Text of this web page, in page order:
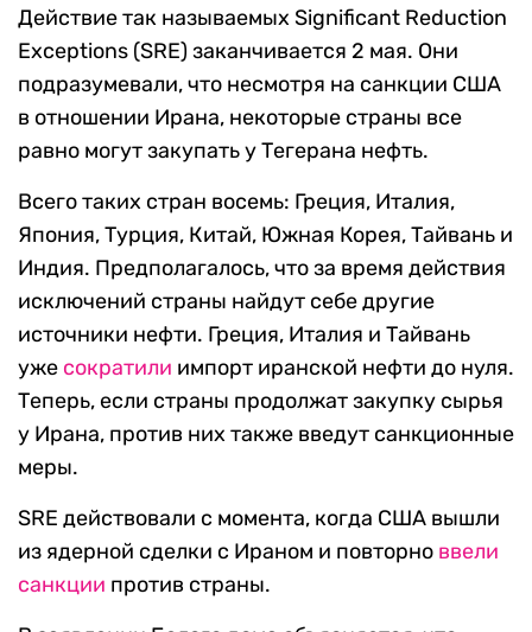
Действие так называемых Significant Reduction
Exceptions (SRE) заканчивается 2 мая. Они
подразумевали, что несмотря на санкции США
в отношении Ирана, некоторые страны все
равно могут закупать у Тегерана нефть.
Всего таких стран восемь: Греция, Италия,
Япония, Турция, Китай, Южная Корея, Тайвань и
Индия. Предполагалось, что за время действия
исключений страны найдут себе другие
источники нефти. Греция, Италия и Тайвань
уже сократили импорт иранской нефти до нуля.
Теперь, если страны продолжат закупку сырья
у Ирана, против них также введут санкционные
меры.
SRE действовали с момента, когда США вышли
из ядерной сделки с Ираном и повторно ввели
санкции против страны.